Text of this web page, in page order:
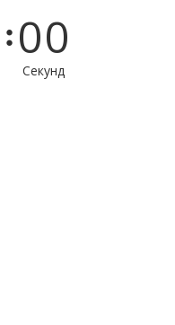
00
Секунд